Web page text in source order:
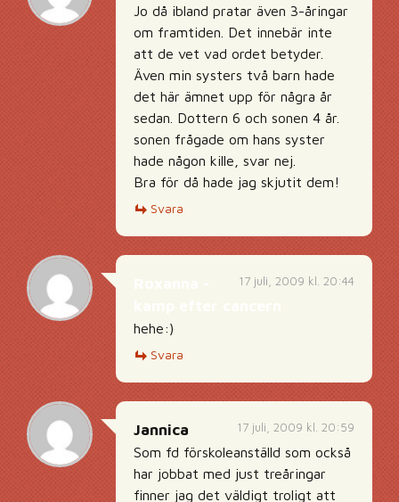
Jo då ibland pratar även 3-åringar
om framtiden. Det innebär inte
att de vet vad ordet betyder.
Även min systers två barn hade
det här ämnet upp för några år
sedan. Dottern 6 och sonen 4 år.
sonen frågade om hans syster
hade någon kille, svar nej.
Bra för då hade jag skjutit dem!
Svara
17 juli, 2009 kl. 20:44
hehe:)
Svara
17 juli, 2009 kl. 20:59
Jannica
Som fd förskoleanställd som också
har jobbat med just treåringar
finner jag det väldigt troligt att